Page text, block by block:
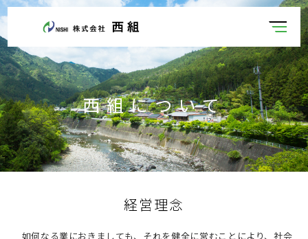
西組について
経営理念
如何なる業におきましても、それを健全に営むことにより、社会